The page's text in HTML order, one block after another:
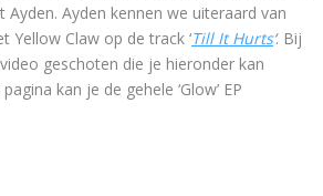
Ayden. Ayden kennen we uiteraard van
Yellow Claw op de track ‘Till It Hurts‘. Bij
video geschoten die je hieronder kan
kan je de gehele ‘Glow’ EP